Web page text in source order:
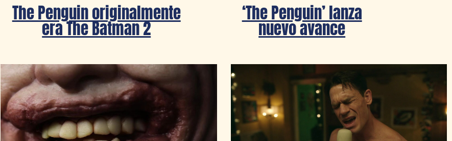
The Penguin originalmente
era The Batman 2
‘The Penguin’ lanza
nuevo avance